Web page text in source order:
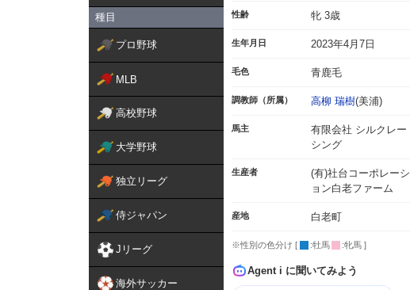
種目
プロ野球
MLB
高校野球
大学野球
独立リーグ
侍ジャパン
Jリーグ
海外サッカー
性齢 牝 3歳
生年月日 2023年4月7日
毛色 青鹿毛
調教師（所属） 高柳 瑞樹(美浦)
馬主
有限会社 シルクレー
シング
生産者
(有)社台コーポレーシ
ョン白老ファーム
産地 白老町
※性別の色分け [ :牡馬 :牝馬 ]
Agent i に聞いてみよう